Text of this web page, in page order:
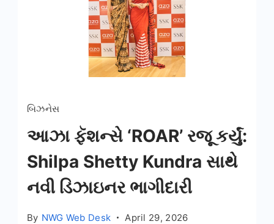
બિઝનેસ
આઝા ફૅશન્સે ‘ROAR’ રજૂ કર્યું:
Shilpa Shetty Kundra સાથે
નવી ડિઝાઇનર ભાગીદારી
By NWG Web Desk April 29, 2026